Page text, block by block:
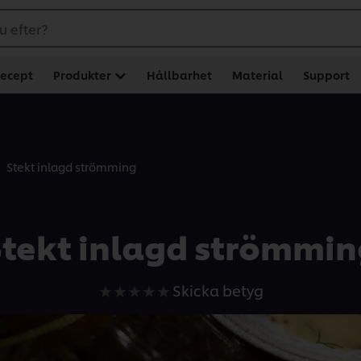
efter?
Produkter Hållbarhet Material Support
Stekt inlagd strömming
inlagd
Inga
betyg
Skicka betyg